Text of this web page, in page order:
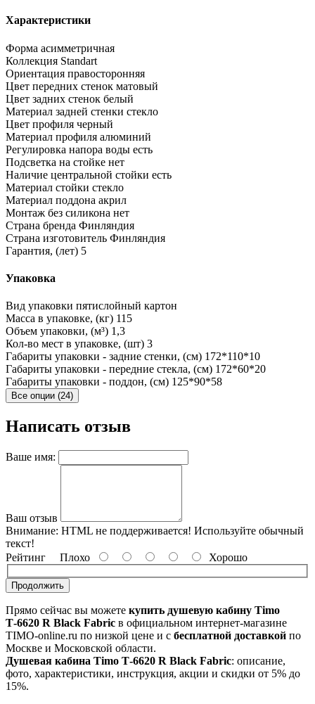
Характеристики
Форма асимметричная
Коллекция Standart
Ориентация правосторонняя
Цвет передних стенок матовый
Цвет задних стенок белый
Материал задней стенки стекло
Цвет профиля черный
Материал профиля алюминий
Регулировка напора воды есть
Подсветка на стойке нет
Наличие центральной стойки есть
Материал стойки стекло
Материал поддона акрил
Монтаж без силикона нет
Страна бренда Финляндия
Страна изготовитель Финляндия
Гарантия, (лет) 5
Упаковка
Вид упаковки пятислойный картон
Масса в упаковке, (кг) 115
Объем упаковки, (м³) 1,3
Кол-во мест в упаковке, (шт) 3
Габариты упаковки - задние стенки, (см) 172*110*10
Габариты упаковки - передние стекла, (см) 172*60*20
Габариты упаковки - поддон, (см) 125*90*58
Все опции (24)
Написать отзыв
Ваше имя:
Ваш отзыв
Внимание: HTML не поддерживается! Используйте обычный
текст!
Рейтинг Плохо Хорошо
Продолжить
Прямо сейчас вы можете купить душевую кабину Timo
Т-6620 R Black Fabric в официальном интернет-магазине
TIMO-online.ru по низкой цене и с бесплатной доставкой по
Москве и Московской области.
Душевая кабина Timo Т-6620 R Black Fabric: описание,
фото, характеристики, инструкция, акции и скидки от 5% до
15%.